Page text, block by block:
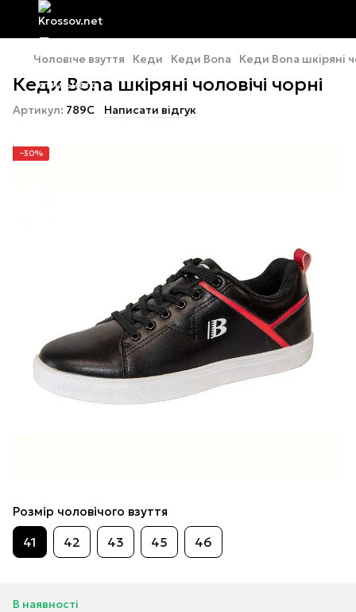
Чоловіче взуття Кеди Кеди Bona Кеди Bona шкіряні
Кеди Bona шкіряні чоловічі чорні
Артикул: 789C Написати відгук
−30%
Розмір чоловічого взуття
41 42 43 45 46
В наявності